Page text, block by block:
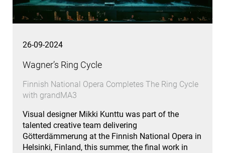
26-09-2024
Wagner’s Ring Cycle
Finnish National Opera Completes The Ring Cycle
with grandMA3
Visual designer Mikki Kunttu was part of the
talented creative team delivering
Götterdämmerung at the Finnish National Opera in
Helsinki, Finland, this summer, the final work in